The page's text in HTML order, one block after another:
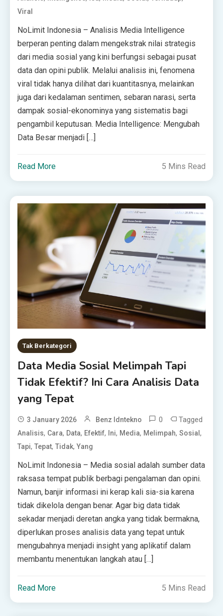
Viral
NoLimit Indonesia – Analisis Media Intelligence
berperan penting dalam mengekstrak nilai strategis
dari media sosial yang kini berfungsi sebagai pusat
data dan opini publik. Melalui analisis ini, fenomena
viral tidak hanya dilihat dari kuantitasnya, melainkan
juga dari kedalaman sentimen, sebaran narasi, serta
dampak sosial-ekonominya yang sistematis bagi
pengambil keputusan. Media Intelligence: Mengubah
Data Besar menjadi […]
Read More 5 Mins Read
Tak Berkategori
Data Media Sosial Melimpah Tapi
Tidak Efektif? Ini Cara Analisis Data
yang Tepat
3 January 2026 Benz Idntekno 0 Tagged
Analisis, Cara, Data, Efektif, Ini, Media, Melimpah,Sosial,
Tapi,Tepat,Tidak,Yang
NoLimit Indonesia – Media sosial adalah sumber data
raksasa tempat publik berbagi pengalaman dan opini.
Namun, banjir informasi ini kerap kali sia-sia karena
tidak dikelola dengan benar. Agar big data tidak
sekadar menjadi deretan angka yang tidak bermakna,
diperlukan proses analisis data yang tepat untuk
mengubahnya menjadi insight yang aplikatif dalam
membantu menentukan langkah atau […]
Read More 5 Mins Read